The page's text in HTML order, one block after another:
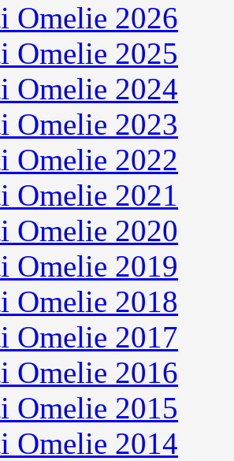
Omelie 2026
Omelie 2025
Omelie 2024
Omelie 2023
Omelie 2022
Omelie 2021
Omelie 2020
Omelie 2019
Omelie 2018
Omelie 2017
Omelie 2016
Omelie 2015
Omelie 2014